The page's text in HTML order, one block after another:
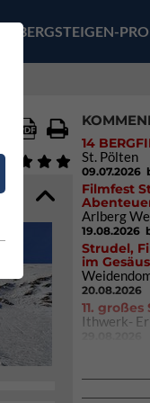
BERGSTEIGEN-PRO
14
St. Pölten
09.07.2026
Filmfest
Arlberg
19.08.2026
Strudel,
im
20.08.2026
11.
Ithwerk-
DAV
Süd